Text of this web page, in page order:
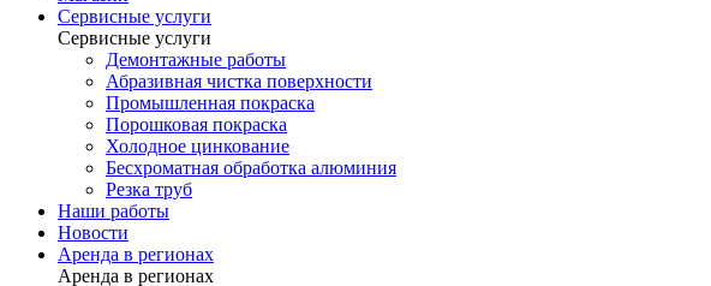
Сервисные услуги
Сервисные услуги
Демонтажные работы
Абразивная чистка поверхности
Промышленная покраска
Порошковая покраска
Холодное цинкование
Бесхроматная обработка алюминия
Резка труб
Наши работы
Новости
Аренда в регионах
Аренда в регионах